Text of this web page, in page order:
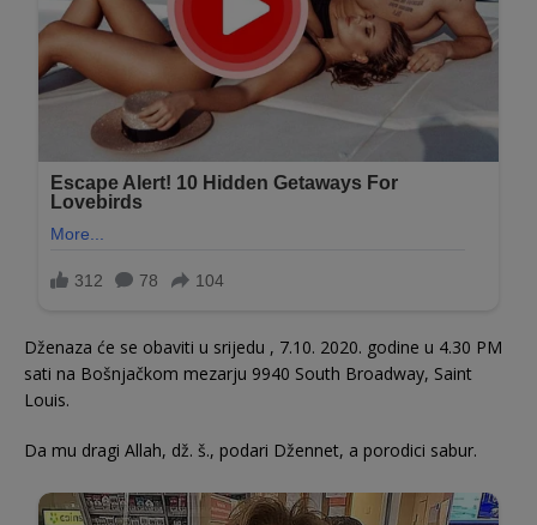
Dženaza će se obaviti u srijedu , 7.10. 2020. godine u 4.30 PM
sati na Bošnjačkom mezarju 9940 South Broadway, Saint
Louis.
Da mu dragi Allah, dž. š., podari Džennet, a porodici sabur.